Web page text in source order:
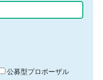
公募型プロポーザル